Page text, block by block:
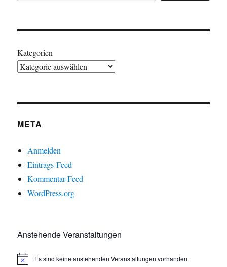
Kategorien
META
Anmelden
Eintrags-Feed
Kommentar-Feed
WordPress.org
Anstehende Veranstaltungen
H
Es sind keine anstehenden Veranstaltungen vorhanden.